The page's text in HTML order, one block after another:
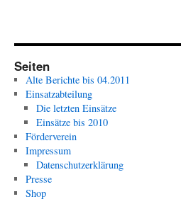
Seiten
Alte Berichte bis 04.2011
Einsatzabteilung
Die letzten Einsätze
Einsätze bis 2010
Förderverein
Impressum
Datenschutzerklärung
Presse
Shop